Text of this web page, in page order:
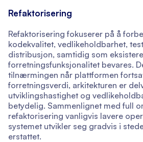
Refaktorisering
Refaktorisering fokuserer på å
kodekvalitet, vedlikeholdbarhet,
distribusjon, samtidig som
forretningsfunksjonalitet bevares.
tilnærmingen når plattformen
forretningsverdi, arkitekturen er
utviklingshastighet og
betydelig. Sammenlignet med full
refaktorisering vanligvis lavere
systemet utvikler seg gradvis i
erstattet.